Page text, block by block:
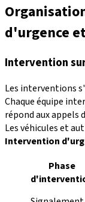
d'urgence
Intervention
Les interventions
Chaque équipe
répond aux appels
Les véhicules et
Intervention
Phase